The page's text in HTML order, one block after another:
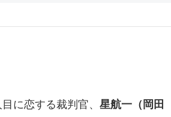
に恋する裁判官、星航一（岡田